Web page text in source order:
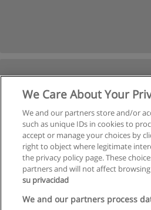
Próxima
de
We Care About Your
We and our partners store and/or
such as unique IDs in cookies to
accept or manage your choices by
right to object where legitimate
the privacy policy page. These
partners and will not affect
su privacidad
We and our partners process